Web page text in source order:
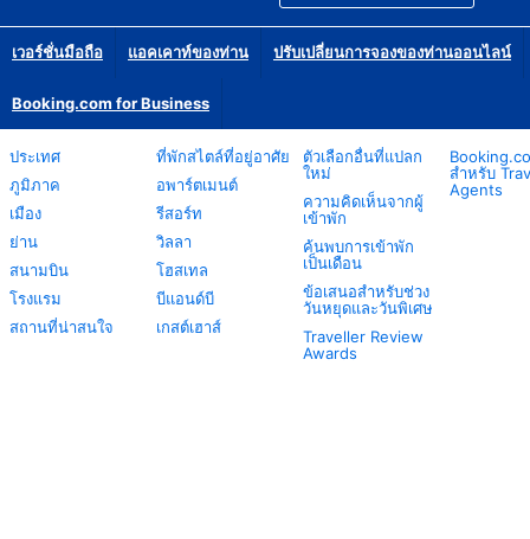
เวอร์ชั่นมือถือ แอคเคาท์ของท่าน ปรับเปลี่ยนการจองของท่านออนไลน์
Booking.com for Business
ประเทศ
ภูมิภาค
เมือง
ย่าน
สนามบิน
โรงแรม
สถานที่น่าสนใจ
ที่พักสไตล์ที่อยู่อาศัย
อพาร์ตเมนต์
รีสอร์ท
วิลลา
โฮสเทล
บีแอนด์บี
เกสต์เฮาส์
ตัวเลือกอื่นที่แปลก
ใหม่
ความคิดเห็นจากผู้
เข้าพัก
ค้นพบการเข้าพัก
เป็นเดือน
ข้อเสนอสำหรับช่วง
วันหยุดและวันพิเศษ
Traveller Review
Awards
สำหรับ
Agents